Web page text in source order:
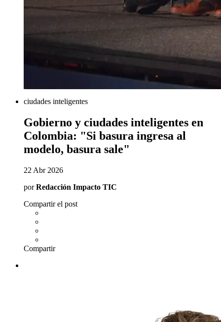
ciudades inteligentes
Gobierno y ciudades inteligentes en
Colombia: "Si basura ingresa al
modelo, basura sale"
22 Abr 2026
porRedacción Impacto TIC
Compartir el post
Compartir